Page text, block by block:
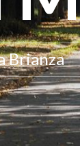
Brianza